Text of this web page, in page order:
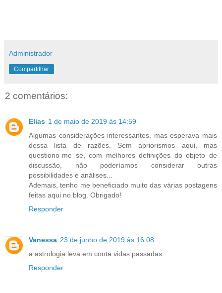
Administrador
Compartilhar
2 comentários:
Elias 1 de maio de 2019 às 14:59
Algumas considerações interessantes, mas esperava mais
dessa lista de razões. Sem apriorismos aqui, mas
questiono-me se, com melhores definições do objeto de
discussão, não poderíamos considerar outras
possibilidades e análises...
Ademais, tenho me beneficiado muito das várias postagens
feitas aqui no blog. Obrigado!
Responder
Vanessa 23 de junho de 2019 às 16:08
a astrologia leva em conta vidas passadas..
Responder